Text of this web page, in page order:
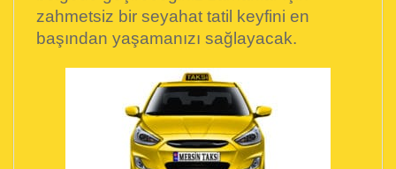
zahmetsiz bir seyahat tatil keyfini en
başından yaşamanızı sağlayacak.